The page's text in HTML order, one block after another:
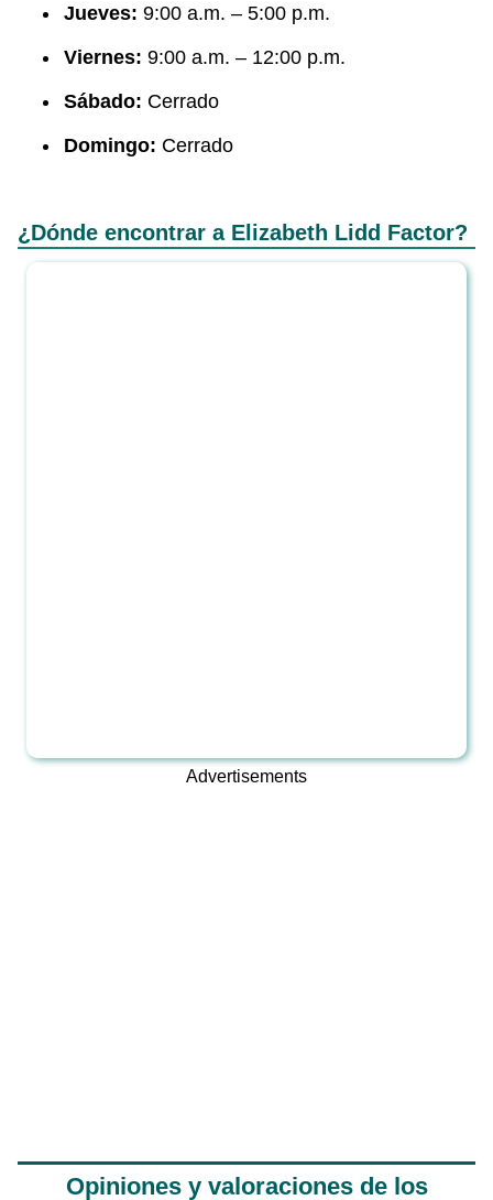
Jueves: 9:00 a.m. – 5:00 p.m.
Viernes: 9:00 a.m. – 12:00 p.m.
Sábado: Cerrado
Domingo: Cerrado
¿Dónde encontrar a Elizabeth Lidd Factor?
Advertisements
Opiniones y valoraciones de los